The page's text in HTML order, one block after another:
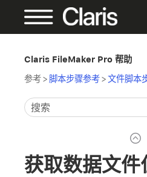
Claris FileMaker Pro 帮助
参考> 脚本步骤参考>文件脚本
获取数据文件